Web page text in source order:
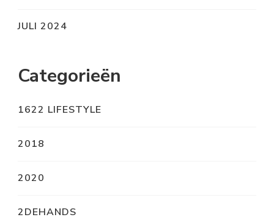
JULI 2024
Categorieën
1622 LIFESTYLE
2018
2020
2DEHANDS